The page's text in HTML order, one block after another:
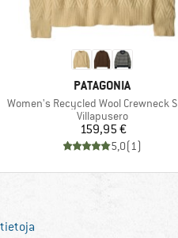
MERKKI
PATAGONIA
Tuote
Women's Recycled Wool Crewneck Sweater
Tuoteryhmä
Villapusero
Hinta
159,95 €
5,0(1)